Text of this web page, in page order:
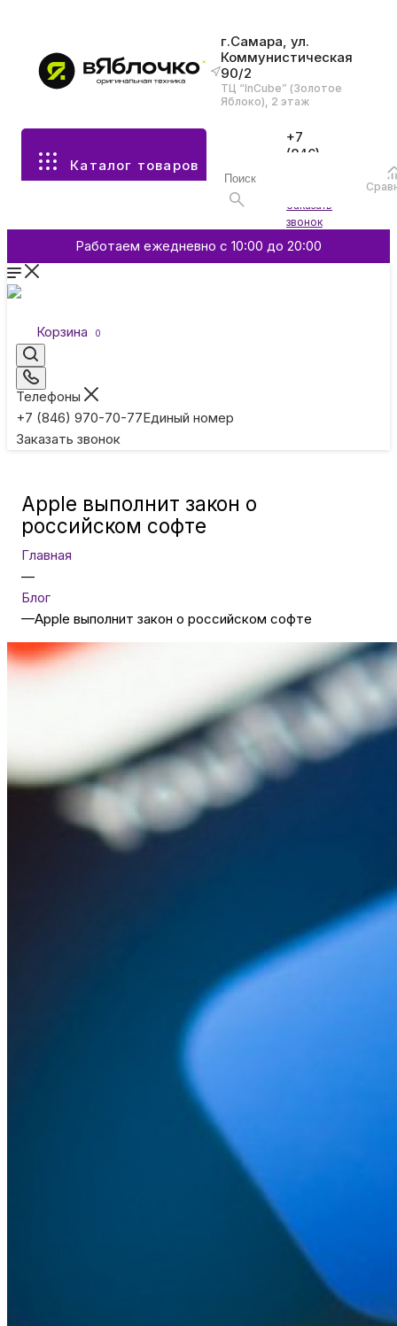
г.Самара, ул.
Коммунистическая
90/2
ТЦ “InCube” (Золотое
Яблоко), 2 этаж
Каталог товаров
+7
(846)
Заказать
звонок
Работаем ежедневно с 10:00 до 20:00
Корзина 0
Телефоны
+7 (846) 970-70-77Единый номер
Заказать звонок
Все разделы каталога
Аксессуары
Смартфоны и гаджеты
Умные кольца
Туризм и отдых
Товары для детей
ТВ и проекторы
Сумки и чемоданы
Для дома и дачи
Для домашних питомцев
Умный дом и безопасность
Автомобильные аксессуары
Сервисный центр Apple в Самаре
Apple выполнит закон о
российском софте
Главная
—
Блог
—Apple выполнит закон о российском софте